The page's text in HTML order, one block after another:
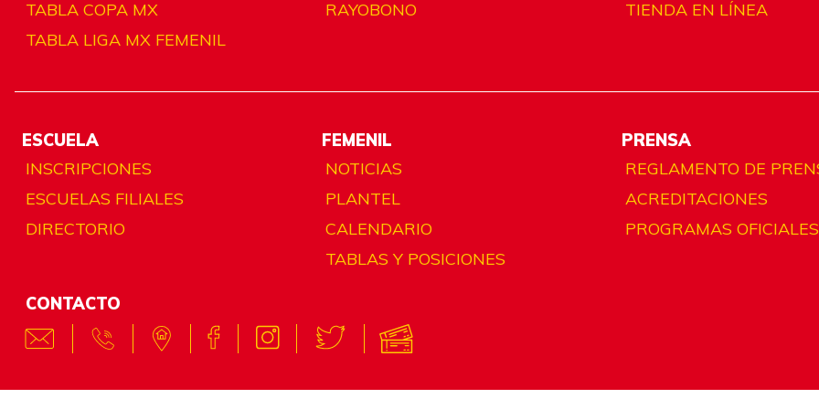
TABLA COPA MX
TABLA LIGA MX FEMENIL
RAYOBONO
TIENDA EN LÍNEA
ESCUELA
INSCRIPCIONES
ESCUELAS FILIALES
DIRECTORIO
FEMENIL
NOTICIAS
PLANTEL
CALENDARIO
TABLAS Y POSICIONES
PRENSA
REGLAMENTO DE
ACREDITACIONES
PROGRAMAS OFICIALES
CONTACTO